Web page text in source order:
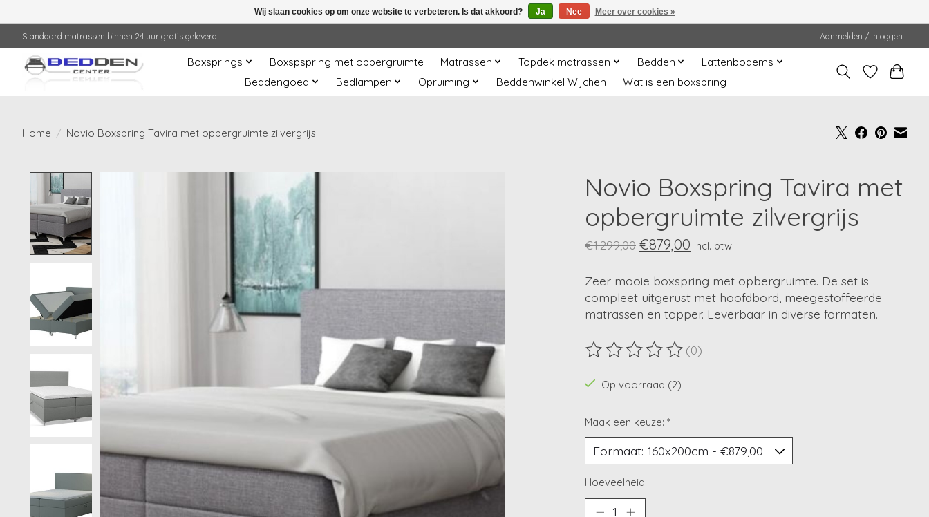
Standaard matrassen binnen 24 uur gratis geleverd! Aanmelden / Inloggen
Boxsprings Boxspspring met opbergruimte Matrassen Topdek matrassen Bedden
Lattenbodems
Beddengoed
Bedlampen Opruiming Beddenwinkel Wijchen Wat is een boxspring
Home / Novio Boxspring Tavira met opbergruimte zilvergrijs
Novio Boxspring Tavira met
opbergruimte zilvergrijs
€1.299,00 €879,00 Incl. btw
Zeer mooie boxspring met opbergruimte. De set is
compleet uitgerust met hoofdbord, meegestoffeerde
matrassen en topper. Leverbaar in diverse formaten.
De beoordeling van dit product is
(0)
Op voorraad (2)
Maak een keuze: *
Hoeveelheid:
Wij slaan cookies op om onze website te verbeteren. Is dat akkoord? Ja Nee Meer over cookies »